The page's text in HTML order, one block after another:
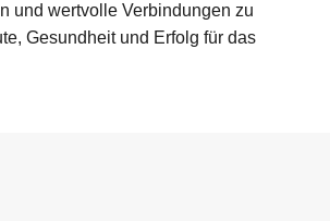
und wertvolle Verbindungen zu
Gesundheit und Erfolg für das